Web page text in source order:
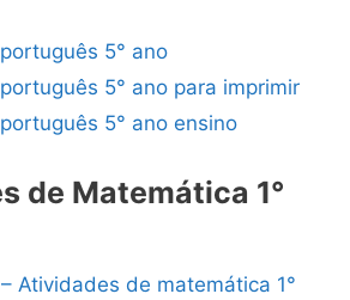
5° ano
5° ano para imprimir
5° ano ensino
de Matemática 1°
Atividades de matemática 1°